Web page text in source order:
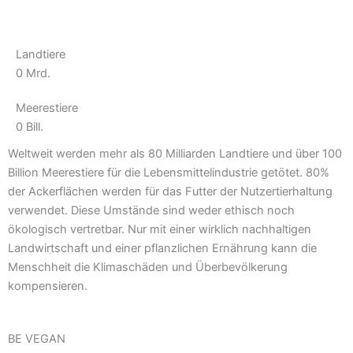
Landtiere
0 Mrd.
Meerestiere
0 Bill.
Weltweit werden mehr als 80 Milliarden Landtiere und über 100
Billion Meerestiere für die Lebensmittelindustrie getötet. 80%
der Ackerflächen werden für das Futter der Nutzertierhaltung
verwendet. Diese Umstände sind weder ethisch noch
ökologisch vertretbar. Nur mit einer wirklich nachhaltigen
Landwirtschaft und einer pflanzlichen Ernährung kann die
Menschheit die Klimaschäden und Überbevölkerung
kompensieren.
BE VEGAN